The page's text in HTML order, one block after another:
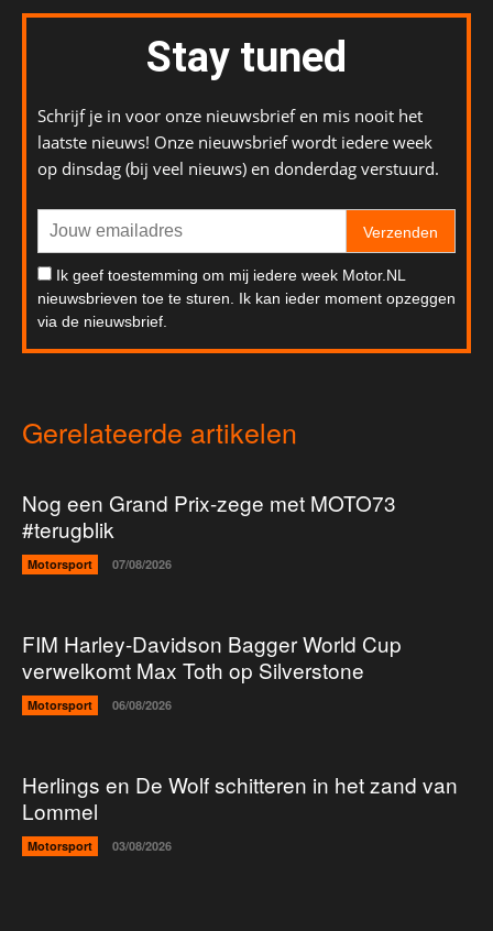
Stay tuned
Schrijf je in voor onze nieuwsbrief en mis nooit het
laatste nieuws! Onze nieuwsbrief wordt iedere week
op dinsdag (bij veel nieuws) en donderdag verstuurd.
Verzenden
Ik geef toestemming om mij iedere week Motor.NL
nieuwsbrieven toe te sturen. Ik kan ieder moment opzeggen
via de nieuwsbrief.
Gerelateerde artikelen
Nog een Grand Prix-zege met MOTO73
#terugblik
Motorsport 07/08/2026
FIM Harley-Davidson Bagger World Cup
verwelkomt Max Toth op Silverstone
Motorsport 06/08/2026
Herlings en De Wolf schitteren in het zand van
Lommel
Motorsport 03/08/2026